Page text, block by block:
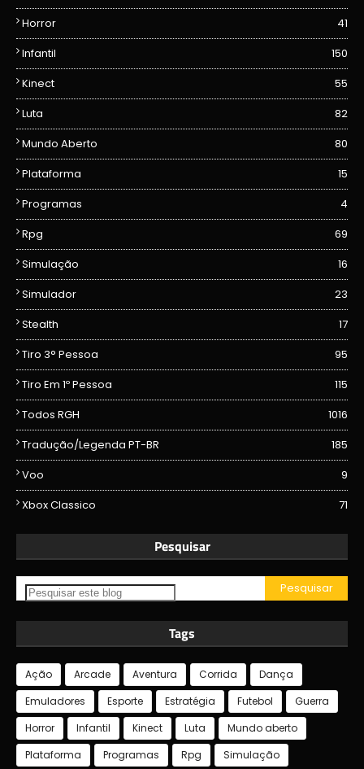
Horror
41
Infantil
150
Kinect
55
Luta
82
Mundo Aberto
80
Plataforma
15
Programas
4
Rpg
69
Simulação
16
Simulador
23
Stealth
17
Tiro 3° Pessoa
95
Tiro Em 1º Pessoa
115
Todos RGH
1016
Tradução/Legenda PT-BR
185
Voo
9
Xbox Classico
71
Pesquisar
Tags
Ação Arcade Aventura Corrida
Dança
Emuladores
Esporte Estratégia Futebol
Guerra
Horror
Infantil Kinect Luta
Mundo aberto
Plataforma
Programas Rpg
Simulação